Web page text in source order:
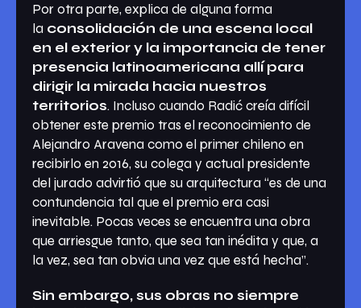
Por otra parte, explica de alguna forma
la consolidación de una escena local
en el exterior y la importancia de tener
presencia latinoamericana allí para
dirigir la mirada hacia nuestros
territorios. Incluso cuando Radić creía difícil
obtener este premio tras el reconocimiento de
Alejandro Aravena como el primer chileno en
recibirlo en 2016, su colega y actual presidente
del jurado advirtió que su arquitectura “es de una
contundencia tal que el premio era casi
inevitable. Pocas veces se encuentra una obra
que arriesgue tanto, que sea tan inédita y que, a
la vez, sea tan obvia una vez que está hecha”.
Sin embargo, sus obras no siempre